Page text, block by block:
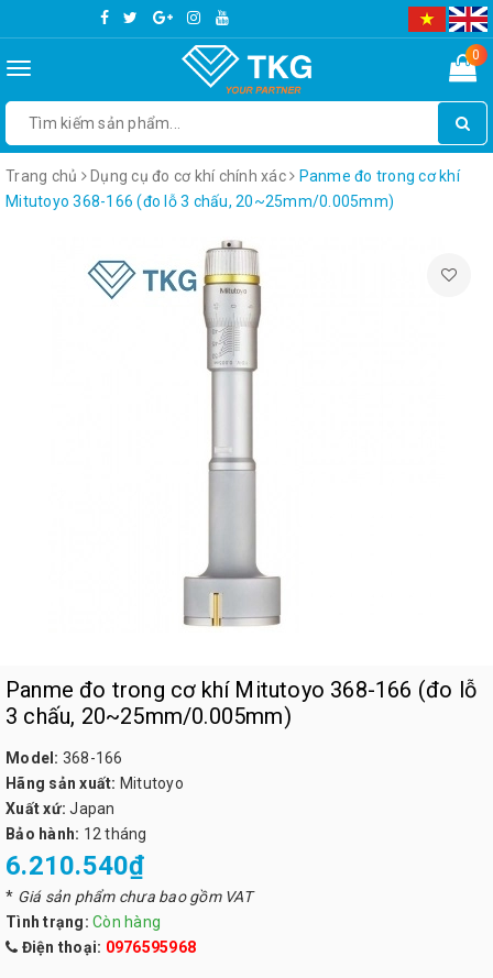
Toggle
0
Trang chủ Dụng cụ đo cơ khí chính xác
Panme đo trong cơ khí
Mitutoyo 368-166 (đo lỗ 3 chấu, 20~25mm/0.005mm)
Panme đo trong cơ khí Mitutoyo 368-166 (đo lỗ
3 chấu, 20~25mm/0.005mm)
Model: 368-166
Hãng sản xuất: Mitutoyo
Xuất xứ: Japan
Bảo hành: 12 tháng
6.210.540₫
* Giá sản phẩm chưa bao gồm VAT
Tình trạng: Còn hàng
Điện thoại: 0976595968